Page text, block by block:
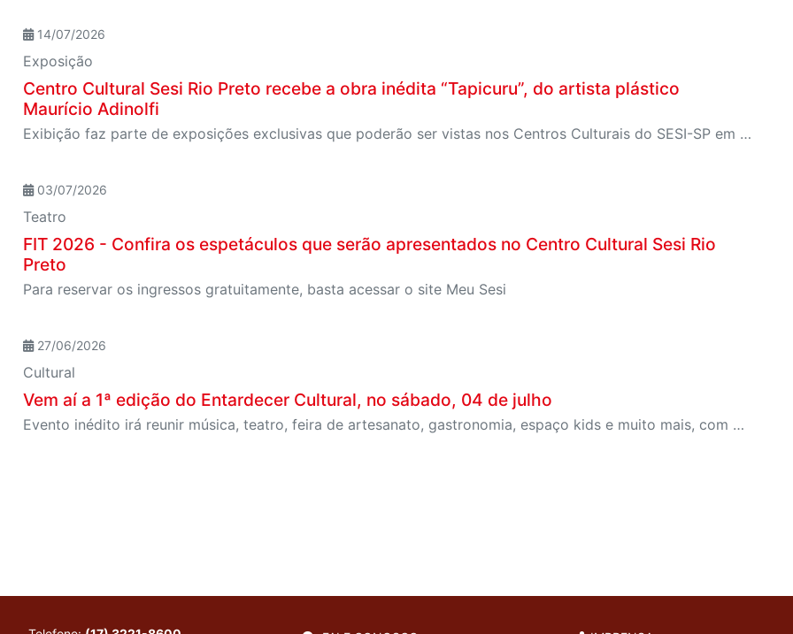
14/07/2026
Exposição
Centro Cultural Sesi Rio Preto recebe a obra inédita “Tapicuru”, do artista plástico
Maurício Adinolfi
Exibição faz parte de exposições exclusivas que poderão ser vistas nos Centros Culturais do SESI-SP em Sorocaba, Itapetininga, Campinas, São José dos Campos, Ribeirão Preto e São José do Rio Preto
03/07/2026
Teatro
FIT 2026 - Confira os espetáculos que serão apresentados no Centro Cultural Sesi Rio
Preto
Para reservar os ingressos gratuitamente, basta acessar o site Meu Sesi
27/06/2026
Cultural
Vem aí a 1ª edição do Entardecer Cultural, no sábado, 04 de julho
Evento inédito irá reunir música, teatro, feira de artesanato, gastronomia, espaço kids e muito mais, com entrada gratuita